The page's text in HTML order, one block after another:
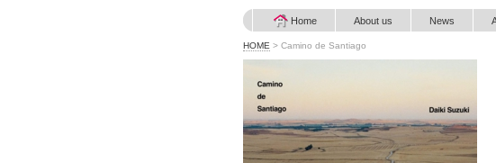
Home About us News
HOME > Camino de Santiago